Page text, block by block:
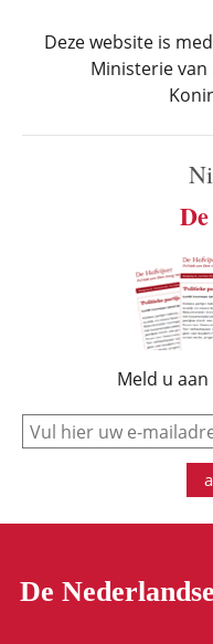
Deze website is
Ministerie van
Meld u
De